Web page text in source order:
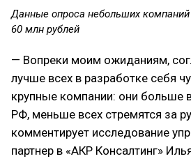
Данные опроса небольших
60 млн рублей
— Вопреки моим ожиданиям,
лучше всех в разработке себя
крупные компании: они больше
РФ, меньше всех стремятся за
комментирует исследование
партнер в «АКР Консалтинг»